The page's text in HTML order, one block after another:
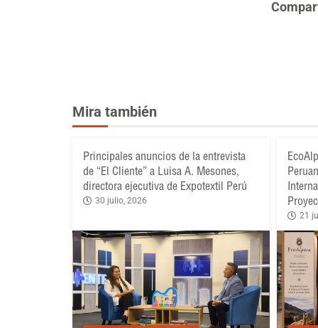
Mira también
Principales anuncios de la entrevista
de “El Cliente” a Luisa A. Mesones,
directora ejecutiva de Expotextil Perú
30 julio, 2026
21